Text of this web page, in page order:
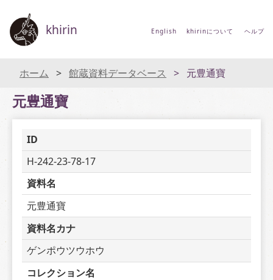
khirin English khirinについて ヘルプ
ホーム 館蔵資料データベース 元豊通寶
元豊通寶
ID
H-242-23-78-17
資料名
元豊通寶
資料名カナ
ゲンポウツウホウ
コレクション名